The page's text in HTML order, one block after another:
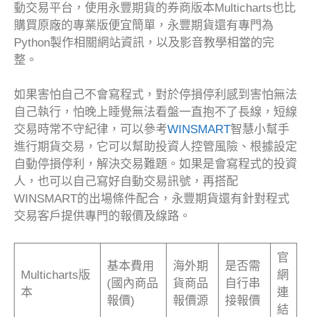
動交易平台，使用永豐期貨的券商版本Multicharts也比
購買原廠的專業版便宜簡單，永豐期貨還有專門為
Python製作相關網站資訊，以及影音教學相當的完
整。
如果害怕自己不會寫程式，對於停損停利感到害怕無法
自己執行，怕晚上睡覺無法看盤一直抱不了長線，短線
交易時常不守紀律，可以參考WINSMART智慧小幫手
進行期貨交易，它可以幫助投資人控管風險、根據設定
自動停損停利，解決交易難題。如果是會寫程式的投資
人，也可以自己寫好自動交易訊號，再搭配
WINSMART的出場條件配合，永豐期貨還有針對程式
交易客戶提供專門的報價及線路。
Multicharts版
本
基本費用
(國內商品
報價)
海外期
貨商品
報價源
是否需
自行串
接報價
官
網
連
結